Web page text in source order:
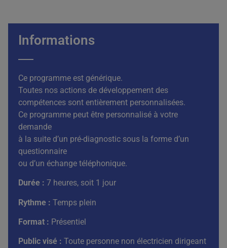
Informations
Ce programme est générique.
Toutes nos actions de développement des
compétences sont entièrement personnalisées.
Ce programme peut être personnalisé à votre
demande
à la suite d’un pré-diagnostic sous la forme d’un
questionnaire
ou d’un échange téléphonique.
Durée : 7 heures, soit 1 jour
Rythme : Temps plein
Format : Présentiel
Public visé : Toute personne non électricien dirigeant